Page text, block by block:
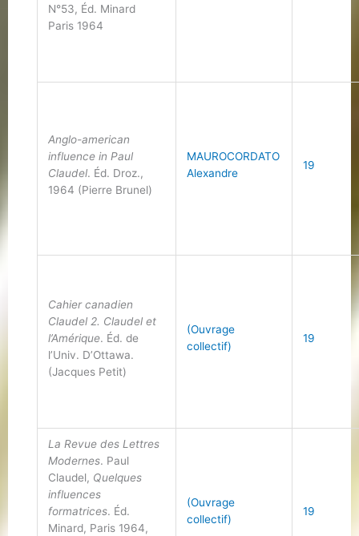
N°53, Éd. Minard
Paris 1964
Anglo-american
influence in Paul
Claudel. Éd. Droz.,
1964 (Pierre Brunel)
MAUROCORDATO
Alexandre
19
Cahier canadien
Claudel 2. Claudel et
l’Amérique. Éd. de
l’Univ. D’Ottawa.
(Jacques Petit)
(Ouvrage
collectif)
19
La Revue des Lettres
Modernes. Paul
Claudel, Quelques
influences
formatrices. Éd.
Minard, Paris 1964,
(Ouvrage
collectif)
19